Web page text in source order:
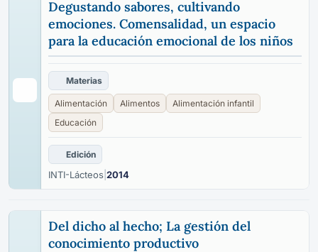
Degustando sabores, cultivando
emociones. Comensalidad, un espacio
para la educación emocional de los niños
Materias
Alimentación Alimentos
Alimentación infantil
Educación
Edición
INTI-Lácteos 2014
Del dicho al hecho; La gestión del
conocimiento productivo